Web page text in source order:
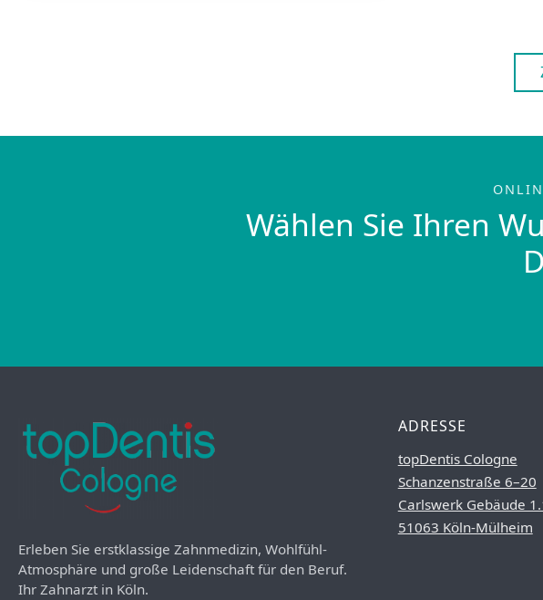
Wählen Sie Ihren
Erleben Sie erstklassige Zahnmedizin, Wohlfühl-
Atmosphäre und große Leidenschaft für den Beruf.
Ihr Zahnarzt in Köln.
ADRESSE
topDentis Cologne
Schanzenstraße 6–20
Carlswerk Gebäude
51063 Köln-Mülheim